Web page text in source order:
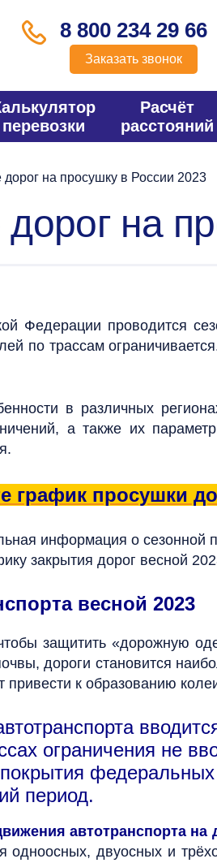
8 800 234 29 66
Заказать звонок
перевозки
Расчёт
расстояний
дорог на просушку в России 2023
на
Федерации проводится
по трассам
в различных
а также их
график просушки
информация о
закрытия дорог весной
весной 2023
защитить «дорожную
дороги становится
привести к образованию
ограничения не
период.
автотранспорта на
одноосных, двуосных и